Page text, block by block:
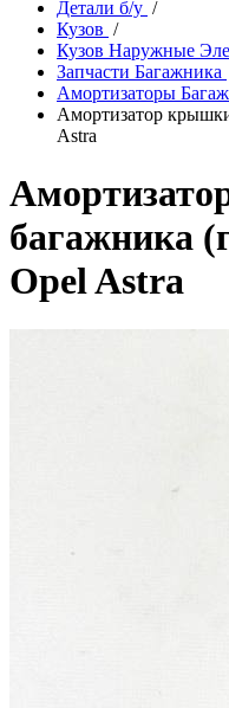
Детали б/у /
Кузов /
Кузов Наружные
Запчасти Багажника
Амортизаторы
Амортизатор
Astra
багажника
Opel Astra